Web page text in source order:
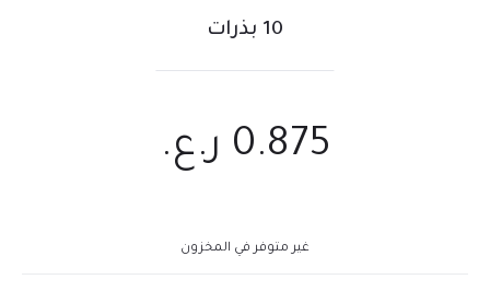
10 بذرات
0.875 ر.ع.
غير متوفر في المخزون